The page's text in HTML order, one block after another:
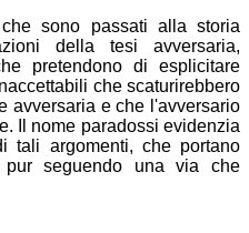
sono passati alla storia
della tesi avversaria,
pretendono di esplicitare
che scaturirebbero
avversaria e che l'avversario
Il nome paradossi evidenzia
tali argomenti, che portano
pur seguendo una via che